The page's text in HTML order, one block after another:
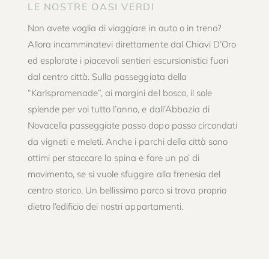
LE NOSTRE OASI VERDI
Non avete voglia di viaggiare in auto o in treno?
Allora incamminatevi direttamente dal Chiavi D’Oro
ed esplorate i piacevoli sentieri escursionistici fuori
dal centro città. Sulla passeggiata della
“Karlspromenade”, ai margini del bosco, il sole
splende per voi tutto l’anno, e dall’Abbazia di
Novacella passeggiate passo dopo passo circondati
da vigneti e meleti. Anche i parchi della città sono
ottimi per staccare la spina e fare un po’ di
movimento, se si vuole sfuggire alla frenesia del
centro storico. Un bellissimo parco si trova proprio
dietro l’edificio dei nostri appartamenti.